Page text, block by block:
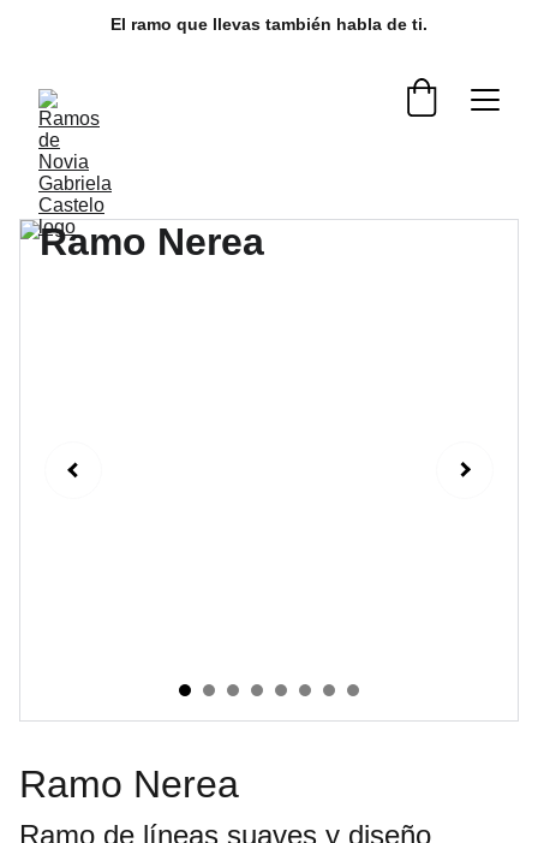
El ramo que llevas también habla de ti.
Ramo Nerea
Ramo de líneas suaves y diseño